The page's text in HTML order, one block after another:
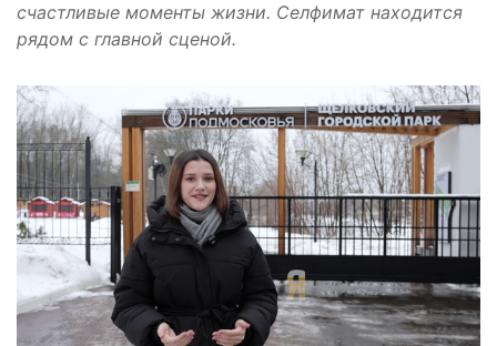
счастливые моменты жизни. Селфимат находится
рядом с главной сценой.